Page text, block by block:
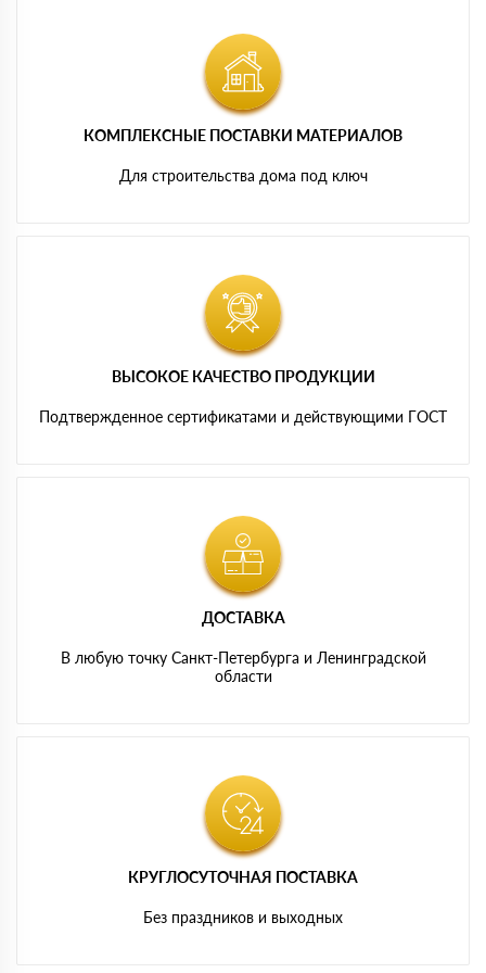
КОМПЛЕКСНЫЕ ПОСТАВКИ МАТЕРИАЛОВ
Для строительства дома под ключ
ВЫСОКОЕ КАЧЕСТВО ПРОДУКЦИИ
Подтвержденное сертификатами и действующими ГОСТ
ДОСТАВКА
В любую точку Санкт-Петербурга и Ленинградской
области
КРУГЛОСУТОЧНАЯ ПОСТАВКА
Без праздников и выходных